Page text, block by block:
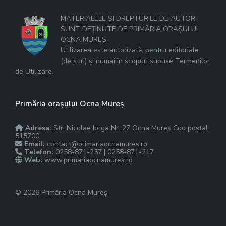
MATERIALELE ȘI DREPTURILE DE AUTOR
SUNT DEȚINUTE DE PRIMĂRIA ORAȘULUI
OCNA MUREȘ.
Utilizarea este autorizată, pentru editoriale
(de știri) și numai în scopuri supuse Termenilor
de Utilizare.
Primăria orașului Ocna Mureș
Adresa: Str. Nicolae Iorga Nr. 27 Ocna Mureș Cod poștal
515700
Email: contact@primariaocnamures.ro
Telefon: 0258-871-257 | 0258-871-217
Web: www.primariaocnamures.ro
© 2026 Primăria Ocna Mureș